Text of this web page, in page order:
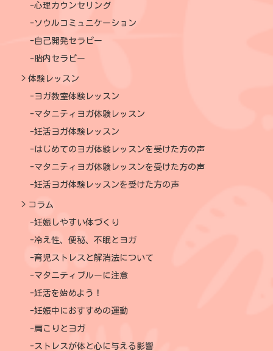
心理カウンセリング
ソウルコミュニケーション
自己開発セラピー
胎内セラピー
体験レッスン
ヨガ教室体験レッスン
マタニティヨガ体験レッスン
妊活ヨガ体験レッスン
はじめてのヨガ体験レッスンを受けた方の声
マタニティヨガ体験レッスンを受けた方の声
妊活ヨガ体験レッスンを受けた方の声
コラム
妊娠しやすい体づくり
冷え性、便秘、不眠とヨガ
育児ストレスと解消法について
マタニティブルーに注意
妊活を始めよう！
妊娠中におすすめの運動
肩こりとヨガ
ストレスが体と心に与える影響